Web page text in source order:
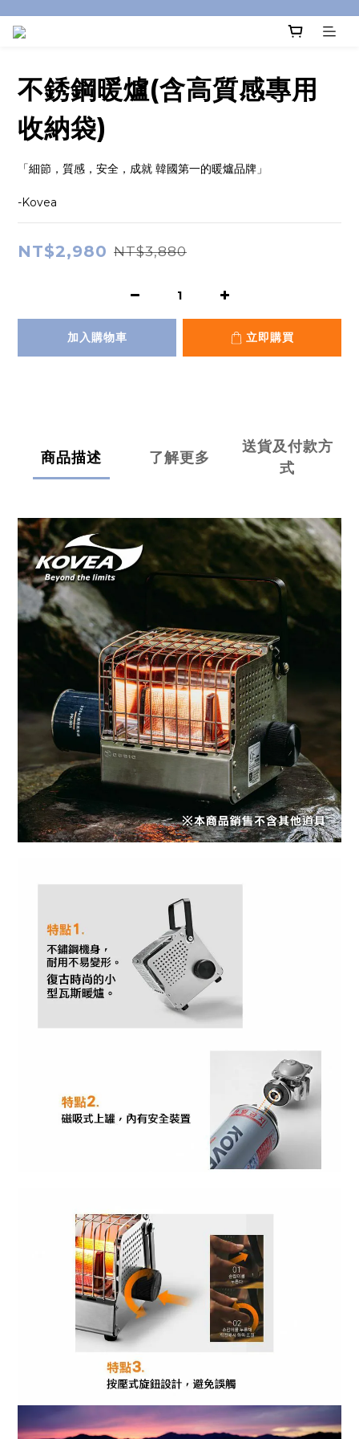
不銹鋼暖爐(含高質感專用
收納袋)
「細節，質感，安全，成就 韓國第一的暖爐品牌」
-Kovea
NT$2,980 NT$3,880
加入購物車 立即購買
商品描述 了解更多
送貨及付款方
式